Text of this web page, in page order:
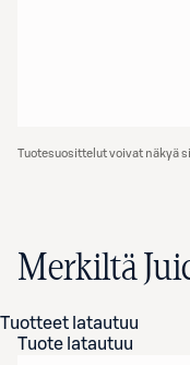
Tuotesuosittelut voivat näkyä
Merkiltä
Tuotteet latautuu
Tuote latautuu